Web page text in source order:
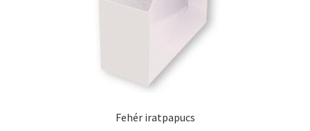
Fehér iratpapucs